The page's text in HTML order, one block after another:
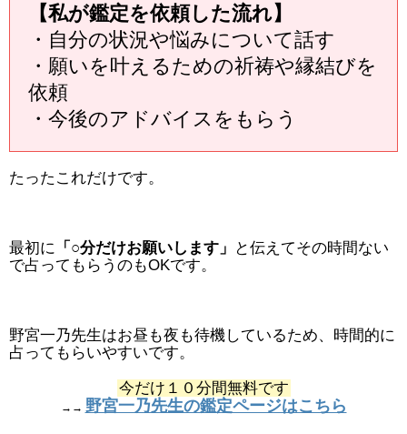
【私が鑑定を依頼した流れ】
・自分の状況や悩みについて話す
・願いを叶えるための祈祷や縁結びを
依頼
・今後のアドバイスをもらう
たったこれだけです。
最初に 「○分だけお願いします」
と伝えてその時間ない
で占ってもらうのもOKです。
野宮一乃先生はお昼も夜も待機しているため、時間的に
占ってもらいやすいです。
今だけ１０分間無料です
→→ 野宮一乃先生の鑑定ページはこちら